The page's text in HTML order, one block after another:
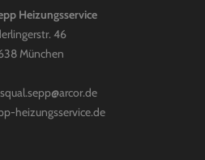
Heizungsservice
46
München
heizungsservice.de